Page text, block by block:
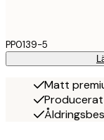
PP0139-5
Matt
Producerat